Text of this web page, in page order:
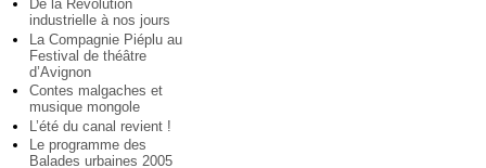
De la Révolution
industrielle à nos jours
La Compagnie Piéplu au
Festival de théâtre
d’Avignon
Contes malgaches et
musique mongole
L’été du canal revient !
Le programme des
Balades urbaines 2005